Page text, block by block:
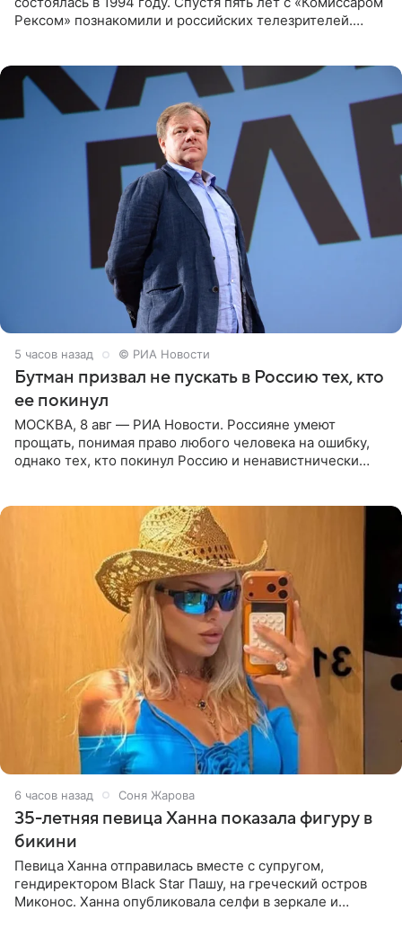
Рексом» познакомили и российских телезрителей.
5 часов назад © РИА Новости
Бутман призвал не пускать в Россию тех, кто
ее покинул
МОСКВА, 8 авг — РИА Новости. Россияне умеют
прощать, понимая право любого человека на ошибку,
однако тех, кто покинул Россию и ненавистнически
6 часов назад Соня Жарова
35-летняя певица Ханна показала фигуру в
бикини
Певица Ханна отправилась вместе с супругом,
гендиректором Black Star Пашу, на греческий остров
Миконос. Ханна опубликовала селфи в зеркале и